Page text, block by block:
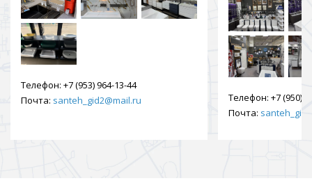
Телефон: +7 (953) 964-13-44
Почта: santeh_gid2@mail.ru Телефон: +7 (950)
Почта: